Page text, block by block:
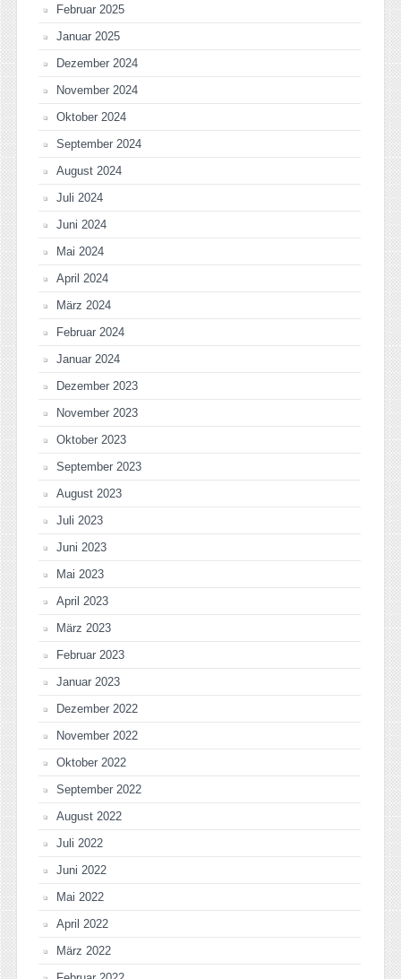
Februar 2025
Januar 2025
Dezember 2024
November 2024
Oktober 2024
September 2024
August 2024
Juli 2024
Juni 2024
Mai 2024
April 2024
März 2024
Februar 2024
Januar 2024
Dezember 2023
November 2023
Oktober 2023
September 2023
August 2023
Juli 2023
Juni 2023
Mai 2023
April 2023
März 2023
Februar 2023
Januar 2023
Dezember 2022
November 2022
Oktober 2022
September 2022
August 2022
Juli 2022
Juni 2022
Mai 2022
April 2022
März 2022